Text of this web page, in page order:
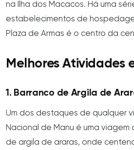
na Ilha dos Macacos. Há uma
estabelecimentos de
Plaza de Armas é o centro da
Melhores Atividades
1. Barranco de Argila de
Um dos destaques de qualquer
Nacional de Manu é uma viagem
de argila de araras, onde